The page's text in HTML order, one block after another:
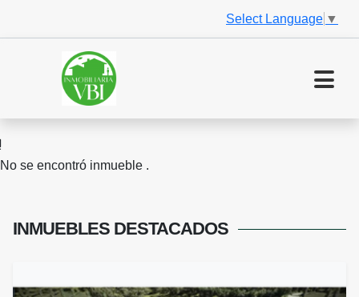
Select Language ▼
No se encontró inmueble .
INMUEBLES DESTACADOS